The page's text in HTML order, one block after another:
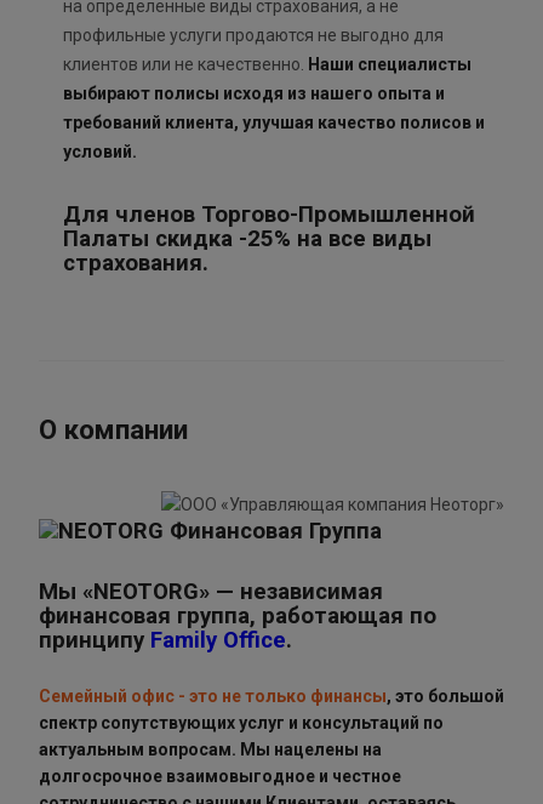
на определенные виды страхования, а не
профильные услуги продаются не выгодно для
клиентов или не качественно.
Наши специалисты
выбирают полисы исходя из нашего опыта и
требований клиента, улучшая качество полисов и
условий.
Для членов Торгово-Промышленной
Палаты скидка -25% на все виды
страхования.
О компании
Мы «NEOTORG» — независимая
финансовая группа, работающая по
принципу Family Office.
Семейный офис - это не только финансы, это большой
спектр сопутствующих услуг и консультаций по
актуальным вопросам. Мы нацелены на
долгосрочное взаимовыгодное и честное